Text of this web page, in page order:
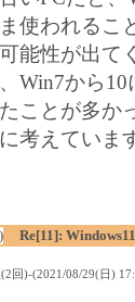
使われるこ
能性が出て
Win7から
ことが多か
考えていま
Re[11]: Windows11
回)-(2021/08/29(日)